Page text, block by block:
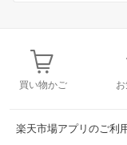
買い物かご
楽天市場アプリのご利